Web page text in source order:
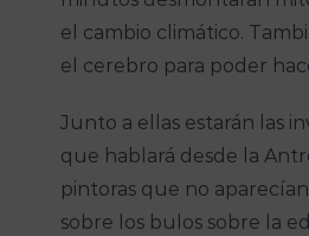
el cambio climático.
el cerebro para poder
Junto a ellas estarán las
que hablará desde la
pintoras que no
sobre los bulos sobre la